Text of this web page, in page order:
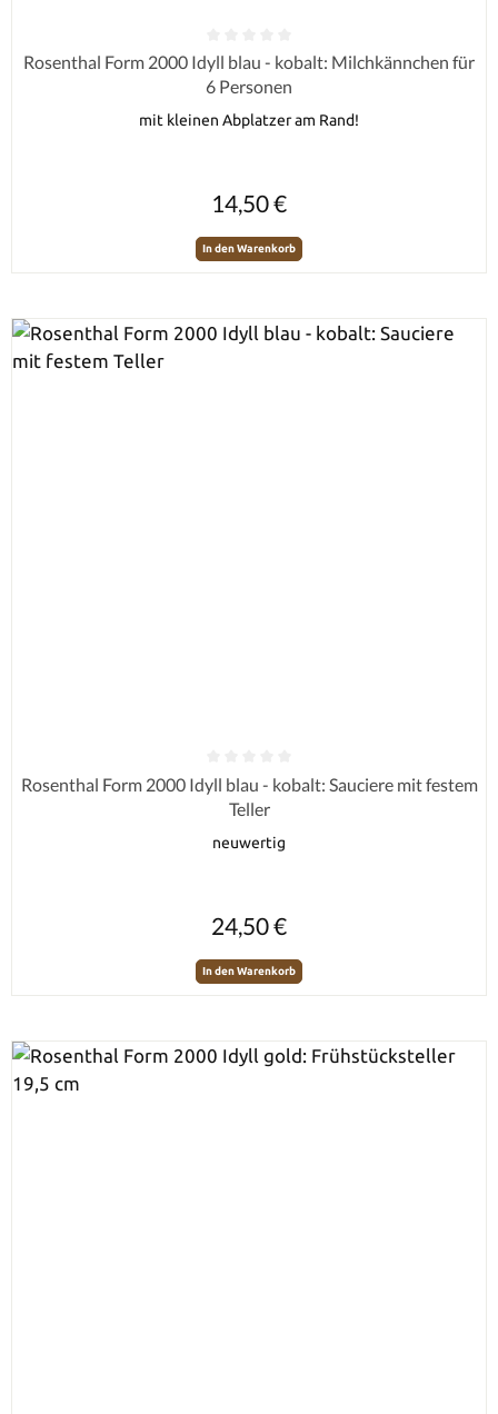
Durchschnittliche Bewertung von 0 von 5 Sternen
Rosenthal Form 2000 Idyll blau - kobalt: Milchkännchen für
6 Personen
mit kleinen Abplatzer am Rand!
14,50 €
In den Warenkorb
Durchschnittliche Bewertung von 0 von 5 Sternen
Rosenthal Form 2000 Idyll blau - kobalt: Sauciere mit festem
Teller
neuwertig
24,50 €
In den Warenkorb